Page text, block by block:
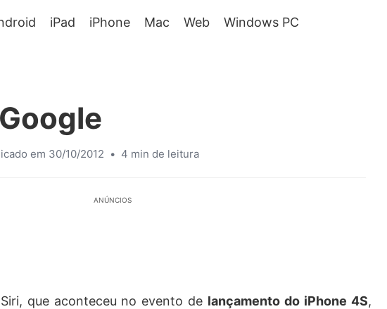
iPad iPhone Mac Web Windows PC
em 30/10/2012 • 4 min de leitura
ANÚNCIOS
que aconteceu no evento de lançamento do iPhone 4S,